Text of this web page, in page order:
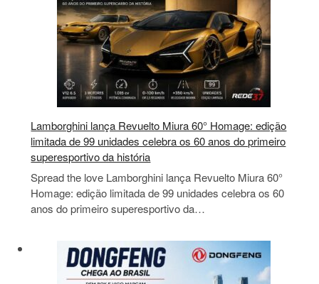
Lamborghini lança Revuelto Miura 60° Homage: edição
limitada de 99 unidades celebra os 60 anos do primeiro
superesportivo da história
Spread the love Lamborghini lança Revuelto Miura 60°
Homage: edição limitada de 99 unidades celebra os 60
anos do primeiro superesportivo da…